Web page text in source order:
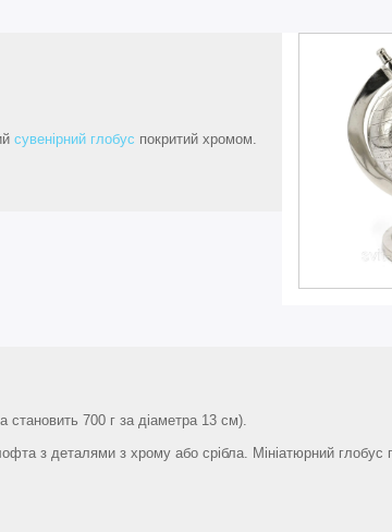
сувенірний глобус покритий хромом.
становить 700 г за діаметра 13 см).
з деталями з хрому або срібла. Мініатюрний глобус